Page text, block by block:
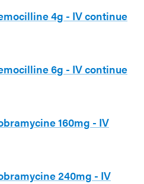
4g - IV continue
6g - IV continue
160mg - IV
240mg - IV